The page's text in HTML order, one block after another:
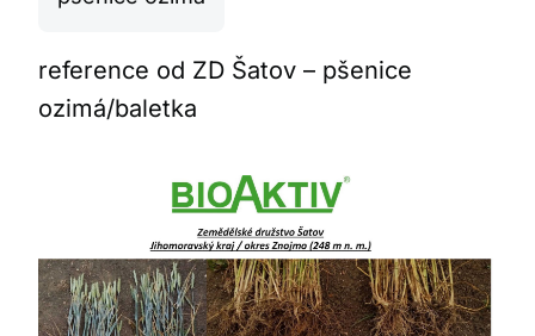
reference od ZD Šatov – pšenice
ozimá/baletka